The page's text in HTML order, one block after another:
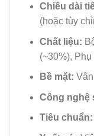
Chiều dài
(hoặc tùy
Chất liệu:
(~30%),
Bề mặt:
Công nghệ
Tiêu chuẩn: